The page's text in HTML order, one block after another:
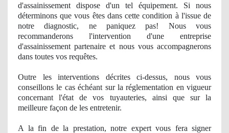
d'assainissement dispose d'un tel équipement. Si nous
déterminons que vous êtes dans cette condition à l'issue de
notre diagnostic, ne paniquez pas! Nous vous
recommanderons l'intervention d'une entreprise
d'assainissement partenaire et nous vous accompagnerons
dans toutes vos requêtes.
Outre les interventions décrites ci-dessus, nous vous
conseillons le cas échéant sur la réglementation en vigueur
concernant l'état de vos tuyauteries, ainsi que sur la
meilleure façon de les entretenir.
A la fin de la prestation, notre expert vous fera signer